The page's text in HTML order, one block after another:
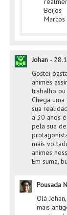
Beijos
Johan -
Gostei
animes
trabalho
Chega
sua
a 30 anos
pela sua
mais
animes
Em suma,
Pousada
Olá
mais